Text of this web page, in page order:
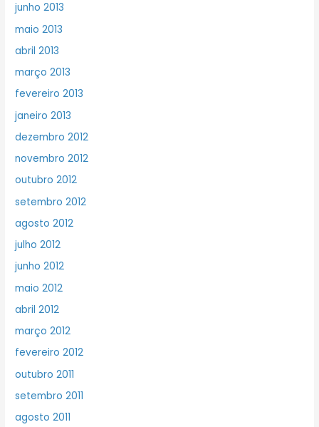
junho 2013
maio 2013
abril 2013
março 2013
fevereiro 2013
janeiro 2013
dezembro 2012
novembro 2012
outubro 2012
setembro 2012
agosto 2012
julho 2012
junho 2012
maio 2012
abril 2012
março 2012
fevereiro 2012
outubro 2011
setembro 2011
agosto 2011